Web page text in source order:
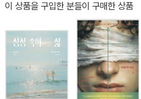
들의 순수함과 대비되어 더욱 강렬하게 그려
너무나 충실하며 고통과 놀라움으로 가득차
라고 평가받는 이 작품을 정소영 번역가가
보인다. 또 작가가 1993년에 쓴 서문이 새
해를 돕는다. ★ 1993년 노벨문학상 ★
로상 ★ 2010년 레지옹 도뇌르 훈장 ★
훈장 미국문학의 지평을 넓힌 작가 토니 모리슨의 데뷔작 흑인 여성
이 상품을 구입한 분들이 구매한 상품